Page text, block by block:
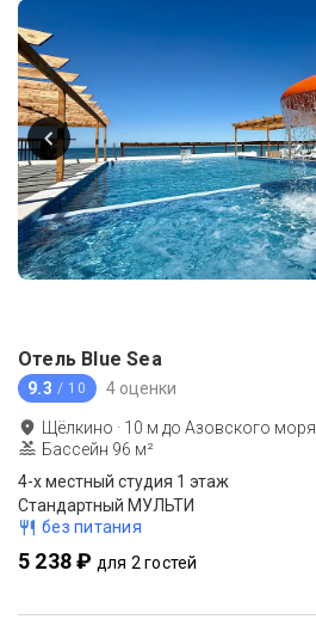
Отель Blue Sea
9.3 / 10 4 оценки
Щёлкино · 10 м до Азовского моря
Бассейн 96 м²
4-х местный студия 1 этаж
Стандартный МУЛЬТИ
без питания
5 238 ₽ для 2 гостей